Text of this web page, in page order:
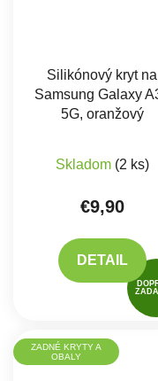
Silikónový kryt na
Samsung Galaxy
5G, oranžový
Skladom (2 ks)
€9,90
DETAIL
ZADNÉ KRYTY A
OBALY